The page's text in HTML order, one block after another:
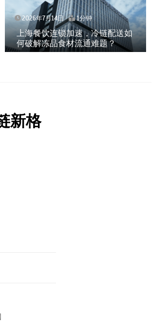
2026年7月14日 1分钟
上海餐饮连锁加速，冷链配送如
何破解冻品食材流通难题？
新格